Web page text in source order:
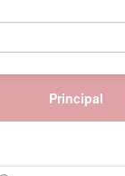
Principal